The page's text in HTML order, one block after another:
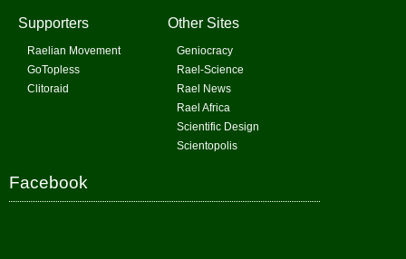
Supporters
Raelian Movement
GoTopless
Clitoraid
Other Sites
Geniocracy
Rael-Science
Rael News
Rael Africa
Scientific Design
Scientopolis
Facebook